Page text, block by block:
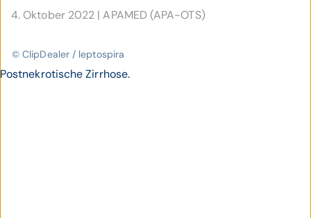
4. Oktober 2022 |APAMED (APA-OTS)
© ClipDealer / leptospira
Postnekrotische Zirrhose.